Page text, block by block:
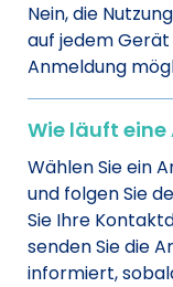
Nein, die
auf jedem
Anmeldung
Wie läuft
Wählen Sie ein
und folgen Sie
Sie Ihre
senden Sie die
informiert,